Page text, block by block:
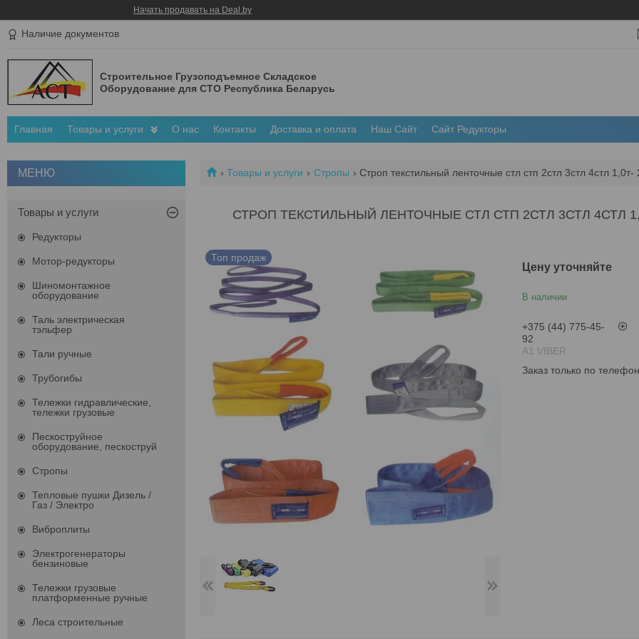
Начать продавать на Deal.by
Наличие документов
Строительное Грузоподъемное Складское
Оборудование для СТО Республика Беларусь
Главная Товары и услуги О нас Контакты Доставка и оплата Наш Сайт Сайт Редукторы
Товары и услуги Стропы Строп текстильный ленточные стл стп 2стл 3стл 4стл
СТРОП ТЕКСТИЛЬНЫЙ ЛЕНТОЧНЫЕ СТЛ СТП 2СТЛ 3СТЛ 4СТЛ
Топ продаж
Цену уточняйте
В наличии
+375 (44) 775-45-
92
А1 VIBER
Заказ только по
Товары и услуги
Редукторы
Мотор-редукторы
Шиномонтажное
оборудование
Таль электрическая
тэльфер
Тали ручные
Трубогибы
Тележки гидравлические,
тележки грузовые
Пескоструйное
оборудование, пескоструй
Стропы
Тепловые пушки Дизель /
Газ / Электро
Виброплиты
Электрогенераторы
бензиновые
Тележки грузовые
платформенные ручные
Леса строительные